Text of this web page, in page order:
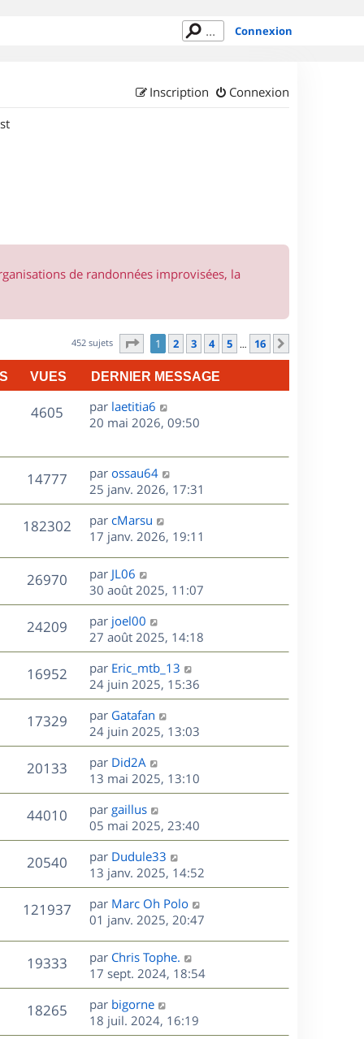
Connexion
Connexion
Inscription
de randonnées improvisées, la
452 sujets Page sur16
1 2 3 4 5 … 16
VUES DERNIER MESSAGE
4605V
e
s
D
e
n
i
e
r
m
e
s
a
g
e
par laetitia6
20 mai 2026, 09:50
14777V
u
e
D
e
r
n
i
e
r
m
e
s
s
a
g
e
par ossau64
25 janv. 2026, 17:31
182302V
u
D
e
n
i
e
r
m
e
s
s
a
g
e
par cMarsu
17 janv. 2026, 19:11
26970V
u
s
D
e
r
n
i
e
r
m
e
s
s
a
g
e
par JL06
30 août 2025, 11:07
24209V
u
e
s
D
e
r
n
i
e
r
m
e
s
s
a
g
e
par joel00
27 août 2025, 14:18
16952V
u
s
D
e
r
n
i
e
r
m
e
s
s
a
g
e
par Eric_mtb_13
24 juin 2025, 15:36
17329V
u
e
s
D
e
r
n
i
e
r
m
e
s
s
a
g
e
par Gatafan
24 juin 2025, 13:03
20133V
u
s
D
e
r
n
i
e
r
m
e
s
s
a
g
e
par Did2A
13 mai 2025, 13:10
44010V
u
s
D
e
r
n
i
e
r
m
e
s
s
a
g
e
par gaillus
05 mai 2025, 23:40
20540V
u
e
D
e
r
n
i
r
m
e
s
s
a
par Dudule33
13 janv. 2025, 14:52
121937V
u
D
e
i
e
r
m
e
par Marc Oh Polo
01 janv. 2025, 20:47
19333V
u
D
e
r
n
i
par Chris Tophe.
17 sept. 2024, 18:54
18265V
D
e
r
par bigorne
18 juil. 2024, 16:19